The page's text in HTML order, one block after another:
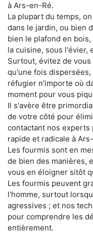
à Ars-en-Ré.
La plupart du temps,
dans le jardin, ou bien
bien le plafond en
la cuisine, sous l'évier,
Surtout, évitez de
qu'une fois
réfugier n'importe où
moment pour vous
Il s'avère être
de votre côté pour
contactant nos
rapide et radicale à
Les fourmis sont en
de bien des manières,
vous en éloigner sitôt
Les fourmis peuvent
l'homme, surtout
agressives ; et nos
pour comprendre les
entièrement.